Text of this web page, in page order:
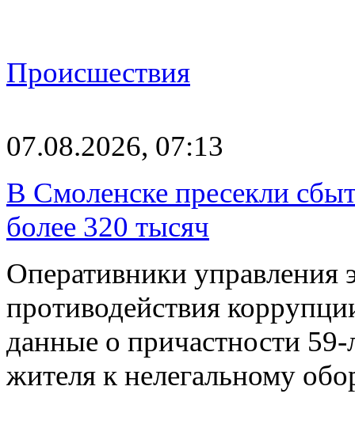
Происшествия
07.08.2026, 07:13
В Смоленске пресекли
более 320 тысяч
Оперативники управления
противодействия
данные о причастности 59-
жителя к нелегальному